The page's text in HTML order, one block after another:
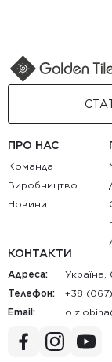
ПРО НАС
Команда
Виробництво
Новини
КОНТАКТИ
Адреса:
Україна,
Телефон:
+38
Email: